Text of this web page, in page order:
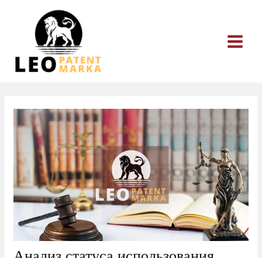
содержимому